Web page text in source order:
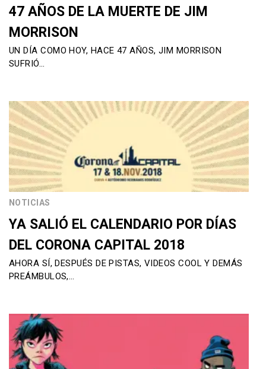
47 AÑOS DE LA MUERTE DE JIM
MORRISON
UN DÍA COMO HOY, HACE 47 AÑOS, JIM MORRISON
SUFRIÓ…
NOTICIAS
YA SALIÓ EL CALENDARIO POR DÍAS
DEL CORONA CAPITAL 2018
AHORA SÍ, DESPUÉS DE PISTAS, VIDEOS COOL Y DEMÁS
PREÁMBULOS,…